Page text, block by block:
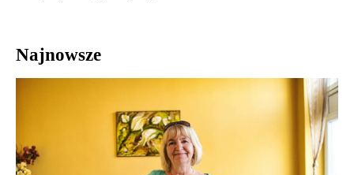
Najnowsze